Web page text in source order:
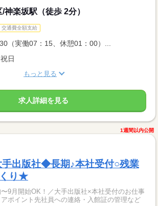
神楽坂駅（徒歩 2分）
交通費全額支給
（実働07：15、休憩01：00）...
日
もっと見る
求人詳細を見る
1週間以内公開
手出版社◆長期♪本社受付○残業
り★
9月開始OK！／大手出版社×本社受付のお仕事
ポイント先社員への連絡・入館証の管理など